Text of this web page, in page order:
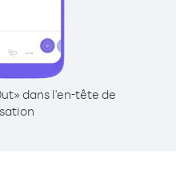
dans l'en-tête de